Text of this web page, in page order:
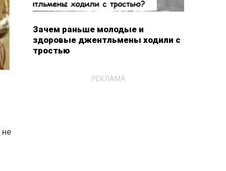
не
Зачем раньше молодые и
здоровые джентльмены ходили с
тростью
РЕКЛАМА